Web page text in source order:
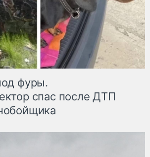
фуры.
спас после ДТП